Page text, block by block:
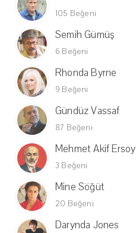
105 Beğeni
Semih Gümüş
6 Beğeni
Rhonda Byrne
9 Beğeni
Gündüz Vassaf
87 Beğeni
Mehmet Akif Ersoy
3 Beğeni
Mine Söğüt
20 Beğeni
Darynda Jones